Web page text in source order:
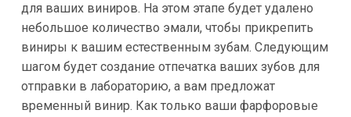
для ваших виниров. На этом этапе будет удалено
небольшое количество эмали, чтобы прикрепить
виниры к вашим естественным зубам. Следующим
шагом будет создание отпечатка ваших зубов для
отправки в лабораторию, а вам предложат
временный винир. Как только ваши фарфоровые